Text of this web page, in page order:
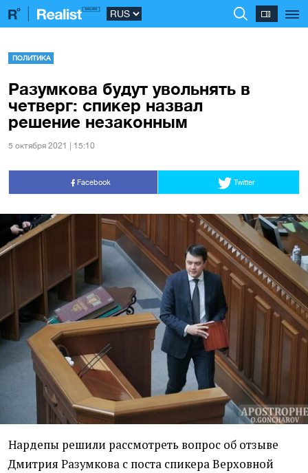
ПОЛИТИКА
Разумкова будут увольнять в
четверг: спикер назвал
решение незаконным
5 октября 2021 | 15:10
Facebook Twitter
Нардепы решили рассмотреть вопрос об отзыве
Дмитрия Разумкова с поста спикера Верховной